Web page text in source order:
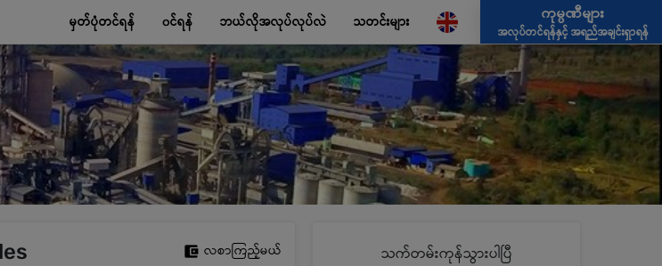
မှတ်ပုံတင်ရန် ၀င်ရန် ဘယ်လိုအလုပ်လုပ်လဲ သတင်းများ
ကုမ္ပဏီများ
အလုပ်တင်ရန်နှင့် အရည်အချင်းရှာရန်
လစာကြည့်မယ်
သက်တမ်းကုန်သွားပါပြီ